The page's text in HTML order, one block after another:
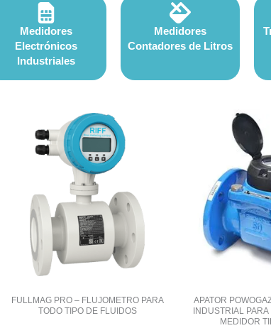
Medidores
Electrónicos
Industriales
Medidores
Contadores de Litros
FULLMAG PRO – FLUJOMETRO PARA
TODO TIPO DE FLUIDOS
APATOR
INDUSTRIAL
MEDIDOR